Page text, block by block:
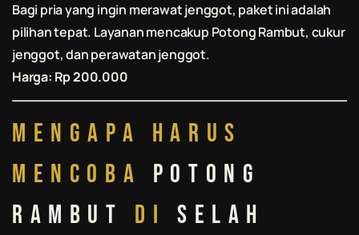
Bagi pria yang ingin merawat jenggot, paket ini adalah
pilihan tepat. Layanan mencakup Potong Rambut, cukur
jenggot, dan perawatan jenggot.
Harga: Rp 200.000
Mengapa Harus
Mencoba Potong
Rambut
diSelah